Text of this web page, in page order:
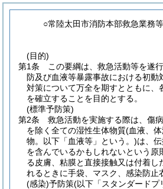
○常陸太田市消防本部救急業務
(目的)
第1条
この要綱は、救急活動等を遂
防及び血液等暴露事故における初動
対策について万全を期すとともに、
を確立することを目的とする。
(標準予防策)
第2条
救急活動を実施する際は、傷
を除く全ての湿性生体物質(血液、
物。以下「血液等」という。)は、
を含んでいるかもしれないという原
る皮膚、粘膜と直接接触又は付着し
れるときに手袋、マスク、感染防止
(感染)予防策(以下「スタンダードプ